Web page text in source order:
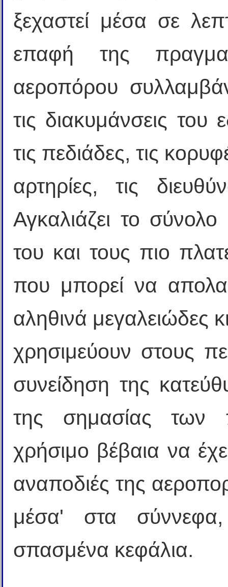
ξεχαστεί μέσα σε
επαφή της
αεροπόρου
τις διακυμάνσεις του
τις πεδιάδες, τις
αρτηρίες, τις
Αγκαλιάζει το
του και τους πιο
που μπορεί να
αληθινά μεγαλειώδες
χρησιμεύουν στους
συνείδηση της
της σημασίας των
χρήσιμο βέβαια να
αναποδιές της
μέσα' στα σύννεφα,
σπασμένα κεφάλια.